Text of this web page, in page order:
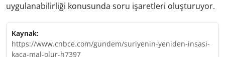
uygulanabilirliği konusunda soru işaretleri oluşturuyor.
Kaynak:
https://www.cnbce.com/gundem/suriyenin-yeniden-insasi-
kaca-mal-olur-h7397